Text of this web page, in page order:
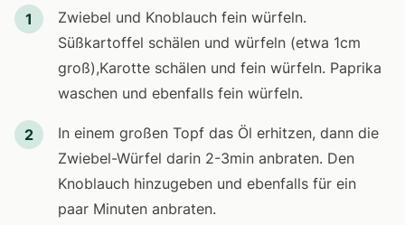
1
Zwiebel und Knoblauch fein würfeln.
Süßkartoffel schälen und würfeln (etwa 1cm
groß),Karotte schälen und fein würfeln. Paprika
waschen und ebenfalls fein würfeln.
2
In einem großen Topf das Öl erhitzen, dann die
Zwiebel-Würfel darin 2-3min anbraten. Den
Knoblauch hinzugeben und ebenfalls für ein
paar Minuten anbraten.